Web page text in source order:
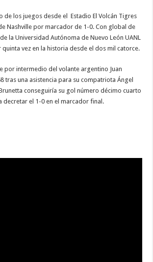
de los juegos desde el Estadio El Volcán Tigres
Nashville por marcador de 1-0. Con global de
la Universidad Autónoma de Nuevo León UANL
quinta vez en la historia desde el dos mil catorce.
por intermedio del volante argentino Juan
tras una asistencia para su compatriota Ángel
conseguiría su gol número décimo cuarto
decretar el 1-0 en el marcador final.